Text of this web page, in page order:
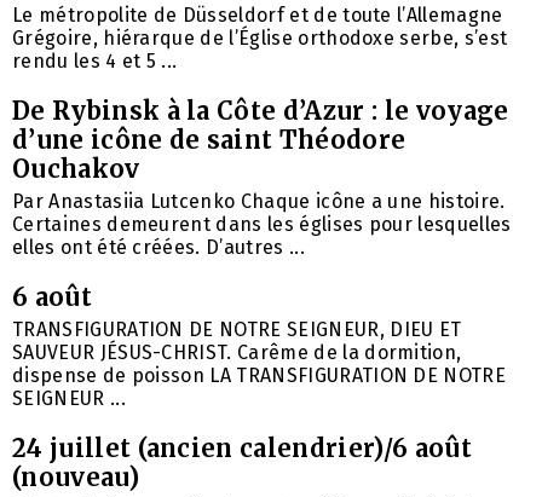
Le métropolite de Düsseldorf et de toute l’Allemagne
Grégoire, hiérarque de l’Église orthodoxe serbe, s’est
rendu les 4 et 5 ...
De Rybinsk à la Côte d’Azur : le voyage
d’une icône de saint Théodore
Ouchakov
Par Anastasiia Lutcenko Chaque icône a une histoire.
Certaines demeurent dans les églises pour lesquelles
elles ont été créées. D’autres ...
6 août
TRANSFIGURATION DE NOTRE SEIGNEUR, DIEU ET
SAUVEUR JÉSUS-CHRIST. Carême de la dormition,
dispense de poisson LA TRANSFIGURATION DE NOTRE
SEIGNEUR ...
24 juillet (ancien calendrier)/6 août
(nouveau)